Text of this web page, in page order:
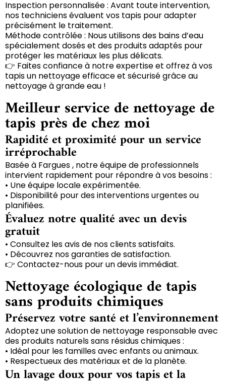
Inspection personnalisée : Avant toute intervention,
nos techniciens évaluent vos tapis pour adapter
précisément le traitement.
Méthode contrôlée : Nous utilisons des bains d’eau
spécialement dosés et des produits adaptés pour
protéger les matériaux les plus délicats.
👉 Faites confiance à notre expertise et offrez à vos
tapis un nettoyage efficace et sécurisé grâce au
nettoyage à grande eau !
Meilleur service de nettoyage de
tapis près de chez moi
Rapidité et proximité pour un service
irréprochable
Basée à Fargues , notre équipe de professionnels
intervient rapidement pour répondre à vos besoins :
• Une équipe locale expérimentée.
• Disponibilité pour des interventions urgentes ou
planifiées.
Évaluez notre qualité avec un devis
gratuit
• Consultez les avis de nos clients satisfaits.
• Découvrez nos garanties de satisfaction.
👉 Contactez-nous pour un devis immédiat.
Nettoyage écologique de tapis
sans produits chimiques
Préservez votre santé et l’environnement
Adoptez une solution de nettoyage responsable avec
des produits naturels sans résidus chimiques :
• Idéal pour les familles avec enfants ou animaux.
• Respectueux des matériaux et de la planète.
Un lavage doux pour vos tapis et la